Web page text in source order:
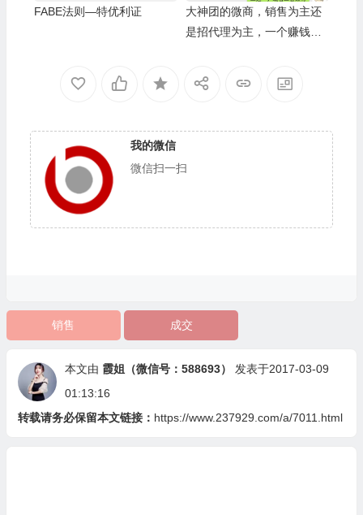
FABE法则—特优利证
大神团的微商，销售为主还
是招代理为主，一个赚钱的
我的微信
微信扫一扫
销售 成交
本文由 霞姐（微信号：588693）
发表于2017-03-09
01:13:16
转载请务必保留本文链接： https://www.237929.com/a/7011.html